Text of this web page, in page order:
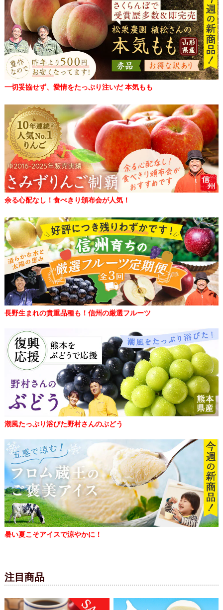
一切妥協せず、愛情をたっぷり注いだ 本気もも
余る心配なし！食べきり頒布会が人気！
長野生まれの貴重品種も！信州の厳選フルーツ
潮風たっぷり浴びた野村さんのぶどう
暑い夏こそアイスで涼やかに！
注目商品